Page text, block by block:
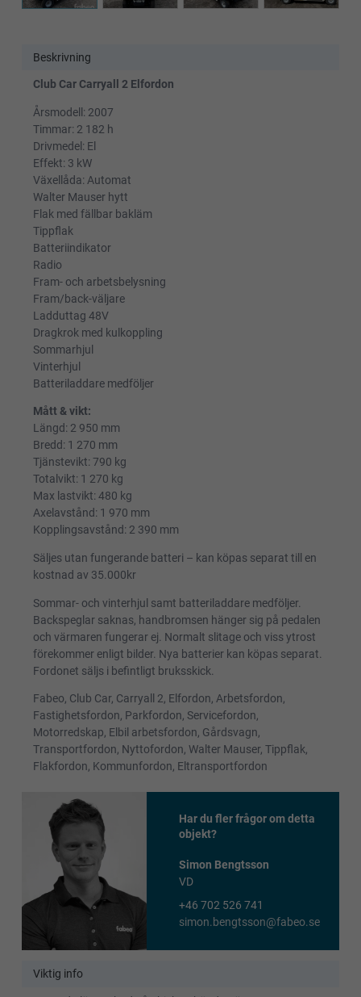
Beskrivning
Club Car Carryall 2 Elfordon
Årsmodell: 2007
Timmar: 2 182 h
Drivmedel: El
Effekt: 3 kW
Växellåda: Automat
Walter Mauser hytt
Flak med fällbar bakläm
Tippflak
Batteriindikator
Radio
Fram- och arbetsbelysning
Fram/back-väljare
Ladduttag 48V
Dragkrok med kulkoppling
Sommarhjul
Vinterhjul
Batteriladdare medföljer
Mått & vikt:
Längd: 2 950 mm
Bredd: 1 270 mm
Tjänstevikt: 790 kg
Totalvikt: 1 270 kg
Max lastvikt: 480 kg
Axelavstånd: 1 970 mm
Kopplingsavstånd: 2 390 mm
Säljes utan fungerande batteri – kan köpas separat till en
kostnad av 35.000kr
Sommar- och vinterhjul samt batteriladdare medföljer.
Backspeglar saknas, handbromsen hänger sig på pedalen
och värmaren fungerar ej. Normalt slitage och viss ytrost
förekommer enligt bilder. Nya batterier kan köpas separat.
Fordonet säljs i befintligt bruksskick.
Fabeo, Club Car, Carryall 2, Elfordon, Arbetsfordon,
Fastighetsfordon, Parkfordon, Servicefordon,
Motorredskap, Elbil arbetsfordon, Gårdsvagn,
Transportfordon, Nyttofordon, Walter Mauser, Tippflak,
Flakfordon, Kommunfordon, Eltransportfordon
Har du fler frågor om detta
objekt?
Simon Bengtsson
VD
+46 702 526 741
simon.bengtsson@fabeo.se
Viktig info